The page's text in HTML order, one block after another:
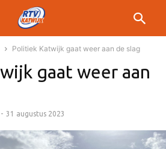
Politiek Katwijk gaat weer aan de slag
gaat weer aan
- 31 augustus 2023